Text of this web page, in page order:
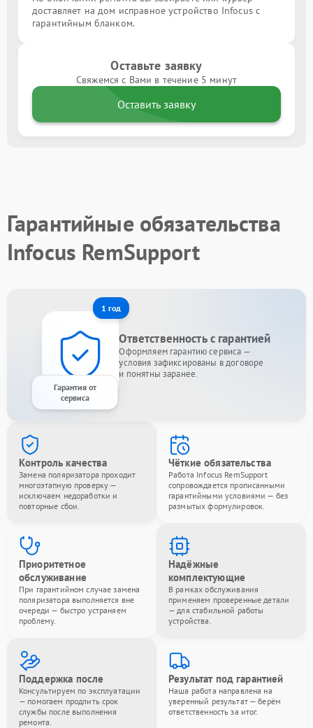
доставляет на дом исправное устройство Infocus с
гарантийным бланком.
Оставьте заявку
Свяжемся с Вами в течение 5 минут
Оставить заявку
Гарантийные обязательства
Infocus RemSupport
1 год
Гарантия от
сервиса
Ответственность с гарантией
Оформляем гарантию сервиса —
условия зафиксированы в договоре
и понятны заранее.
Контроль качества
Замена поляризатора проходит
многоэтапную проверку —
исключаем недоработки и
повторные сбои.
Чёткие обязательства
Работа Infocus RemSupport
сопровождается прописанными
гарантийными условиями — без
размытых формулировок.
Приоритетное
обслуживание
При гарантийном случае замена
поляризатора выполняется вне
очереди — быстро устраняем
проблему.
Надёжные
комплектующие
В рамках обслуживания
применяем проверенные детали
— для стабильной работы
устройства.
Поддержка после
Консультируем по эксплуатации
— помогаем продлить срок
службы после выполнения
ремонта.
Результат под гарантией
Наша работа направлена на
уверенный результат — берём
ответственность за итог.